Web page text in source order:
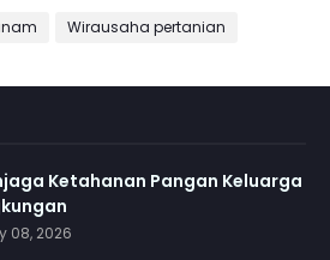
Wirausaha pertanian
Ketahanan Pangan Keluarga
08, 2026